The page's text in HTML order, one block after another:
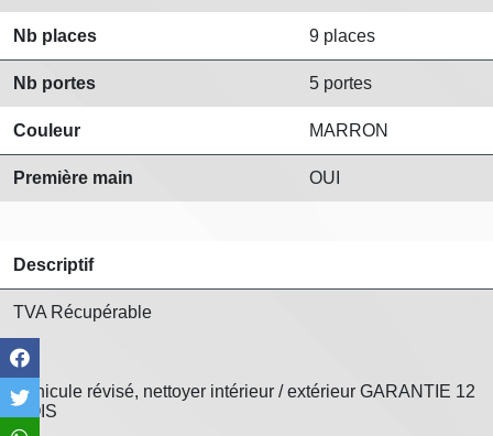
Nb places 9 places
Nb portes 5 portes
Couleur MARRON
Première main OUI
Descriptif
TVA Récupérable
Véhicule révisé, nettoyer intérieur / extérieur GARANTIE 12
MOIS